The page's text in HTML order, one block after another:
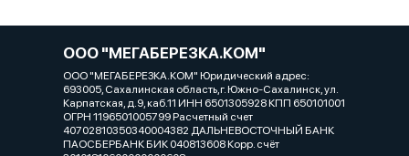
ООО "МЕГАБЕРЕЗКА.КОМ"
ООО "МЕГАБЕРЕЗКА.КОМ" Юридический адрес:
693005, Сахалинская область,г. Южно-Сахалинск, ул.
Карпатская, д.9, каб.11 ИНН 6501305928 КПП 650101001
ОГРН 1196501005799 Расчетный счет
40702810350340004382 ДАЛЬНЕВОСТОЧНЫЙ БАНК
ПАОСБЕРБАНК БИК 040813608 Корр. счёт